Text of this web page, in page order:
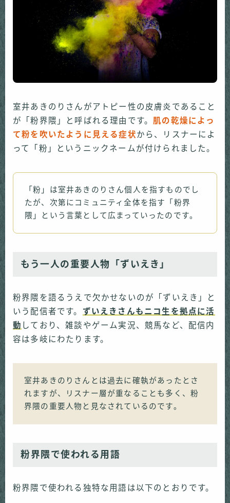
室井あきのりさんがアトピー性の皮膚炎であること
が「粉界隈」と呼ばれる理由です。 肌の乾燥によっ
て粉を吹いたように見える症状から、リスナーによ
って「粉」というニックネームが付けられました。
「粉」は室井あきのりさん個人を指すものでし
たが、次第にコミュニティ全体を指す「粉界
隈」という言葉として広まっていったのです。
もう一人の重要人物「ずいえき」
粉界隈を語るうえで欠かせないのが「ずいえき」と
いう配信者です。 ずいえきさんもニコ生を拠点に活
動 しており、雑談やゲーム実況、競馬など、配信内
容は多岐にわたります。
室井あきのりさんとは過去に確執があったとさ
れますが、リスナー層が重なることも多く、粉
界隈の重要人物と見なされているのです。
粉界隈で使われる用語
粉界隈で使われる独特な用語は以下のとおりです。